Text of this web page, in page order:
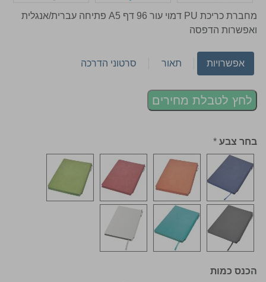
מחברת כריכת PU דמוי עור 96 דף A5 פתיחה עברית/אנגלית
ואפשרות הדפסה
אפשרויות תאור סרטוני הדרכה
לחץ לטבלת מחירים
בחר צבע *
הכנס כמות